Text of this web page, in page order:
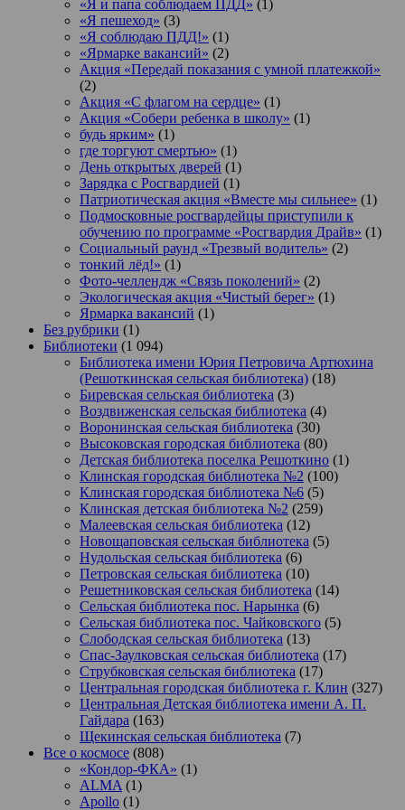
«Я и папа соблюдаем ПДД» (1)
«Я пешеход» (3)
«Я соблюдаю ПДД!» (1)
«Ярмарке вакансий» (2)
Акция «Передай показания с умной платежкой»
(2)
Акция «С флагом на сердце» (1)
Акция «Собери ребенка в школу» (1)
будь ярким» (1)
где торгуют смертью» (1)
День открытых дверей (1)
Зарядка с Росгвардией (1)
Патриотическая акция «Вместе мы сильнее» (1)
Подмосковные росгвардейцы приступили к
обучению по программе «Росгвардия Драйв» (1)
Социальный раунд «Трезвый водитель» (2)
тонкий лёд!» (1)
Фото-челлендж «Связь поколений» (2)
Экологическая акция «Чистый берег» (1)
Ярмарка вакансий (1)
Без рубрики (1)
Библиотеки (1 094)
Библиотека имени Юрия Петровича Артюхина
(Решоткинская сельская библиотека) (18)
Биревская сельская библиотека (3)
Воздвиженская сельская библиотека (4)
Воронинская сельская библиотека (30)
Высоковская городская библиотека (80)
Детская библиотека поселка Решоткино (1)
Клинская городская библиотека №2 (100)
Клинская городская библиотека №6 (5)
Клинская детская библиотека №2 (259)
Малеевская сельская библиотека (12)
Новощаповская сельская библиотека (5)
Нудольская сельская библиотека (6)
Петровская сельская библиотека (10)
Решетниковская сельская библиотека (14)
Сельская библиотека пос. Нарынка (6)
Сельская библиотека пос. Чайковского (5)
Слободская сельская библиотека (13)
Спас-Заулковская сельская библиотека (17)
Струбковская сельская библиотека (17)
Центральная городская библиотека г. Клин (327)
Центральная Детская библиотека имени А. П.
Гайдара (163)
Щекинская сельская библиотека (7)
Все о космосе (808)
«Кондор-ФКА» (1)
ALMA (1)
Apollo (1)